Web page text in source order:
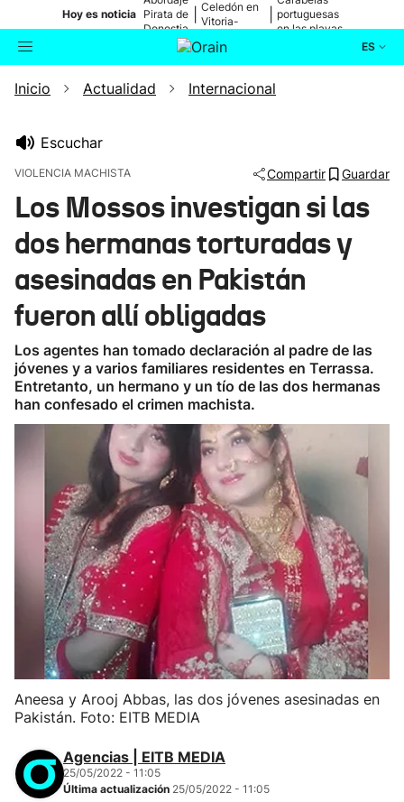
Hoy es noticia Pirata de
Donostia
Celedón en
Vitoria-
portuguesas
en las playas
ES
Buscador Actualidad
Ikusmiran
Eguraldia
Inicio Actualidad Internacional
Escuchar
VIOLENCIA MACHISTA Compartir Guardar
Los Mossos investigan si las
dos hermanas torturadas y
asesinadas en Pakistán
fueron allí obligadas
Los agentes han tomado declaración al padre de las
jóvenes y a varios familiares residentes en Terrassa.
Entretanto, un hermano y un tío de las dos hermanas
han confesado el crimen machista.
Aneesa y Arooj Abbas, las dos jóvenes asesinadas en
Pakistán. Foto: EITB MEDIA
Agencias | EITB MEDIA
25/05/2022 - 11:05
Última actualización 25/05/2022 - 11:05